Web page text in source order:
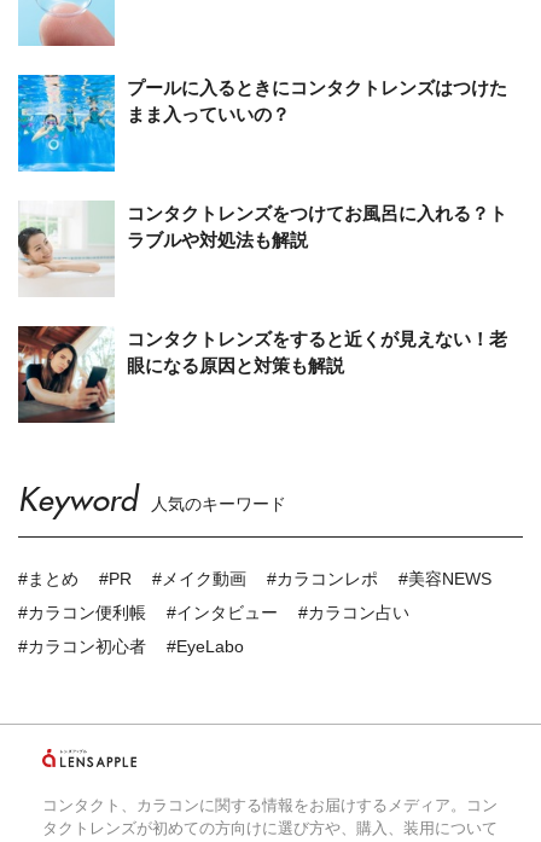
プールに入るときにコンタクトレンズはつけた
まま入っていいの？
コンタクトレンズをつけてお風呂に入れる？ト
ラブルや対処法も解説
コンタクトレンズをすると近くが見えない！老
眼になる原因と対策も解説
Keyword 人気のキーワード
#まとめ #PR #メイク動画 #カラコンレポ
#美容NEWS
#カラコン便利帳
#インタビュー
#カラコン占い
#カラコン初心者
#EyeLabo
コンタクト、カラコンに関する情報をお届けするメディア。コン
タクトレンズが初めての方向けに選び方や、購入、装用について